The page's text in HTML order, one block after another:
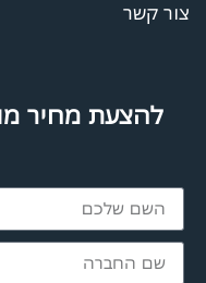
צור קשר
להצעת מחיר